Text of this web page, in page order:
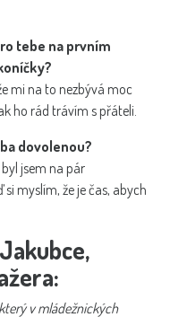
tebe na prvním
mi na to nezbývá moc
ho rád trávím s přáteli.
dovolenou?
jsem na pár
myslím, že je čas, abych
v mládežnických